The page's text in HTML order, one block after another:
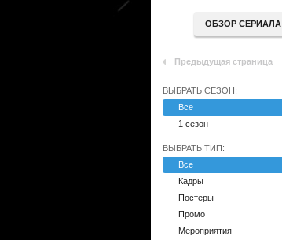
ОБЗОР СЕРИАЛА
Предыдущая страница
ВЫБРАТЬ СЕЗОН:
Все
1 сезон
ВЫБРАТЬ ТИП:
Все
Кадры
Постеры
Промо
Мероприятия